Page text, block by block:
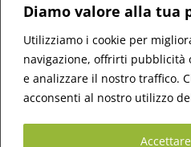
Diamo valore alla tua
Utilizziamo i cookie per
navigazione, offrirti pubblicità
e analizzare il nostro traffico.
acconsenti al nostro utilizzo
Bert Consulting SCF Srl
Cap.Sociale 10.000€ i.v. –